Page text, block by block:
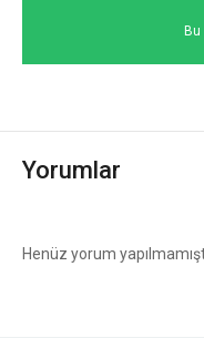
Yorumlar
Henüz yorum